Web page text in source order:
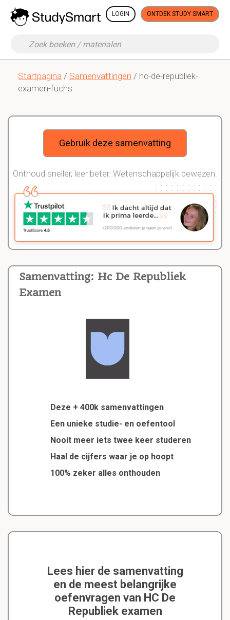
LOGIN ONTDEK STUDY SMART
Startpagina / Samenvattingen / hc-de-republiek-
examen-fuchs
Samenvatting: Hc De Republiek
Examen
Deze + 400k samenvattingen
Een unieke studie- en oefentool
Nooit meer iets twee keer studeren
Haal de cijfers waar je op hoopt
100% zeker alles onthouden
Gebruik deze samenvatting
Onthoud sneller, leer beter. Wetenschappelijk bewezen.
Lees hier de samenvatting
en de meest belangrijke
oefenvragen van HC De
Republiek examen